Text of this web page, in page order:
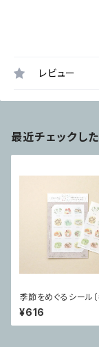
レビュー
最近チェックし
季節をめぐるシール〔
¥616